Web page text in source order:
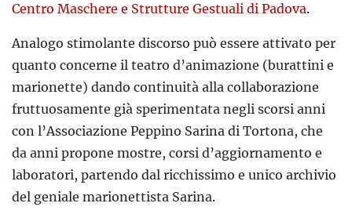
Centro Maschere e Strutture Gestuali di Padova.
Analogo stimolante discorso può essere attivato per
quanto concerne il teatro d’animazione (burattini e
marionette) dando continuità alla collaborazione
fruttuosamente già sperimentata negli scorsi anni
con l’Associazione Peppino Sarina di Tortona, che
da anni propone mostre, corsi d’aggiornamento e
laboratori, partendo dal ricchissimo e unico archivio
del geniale marionettista Sarina.